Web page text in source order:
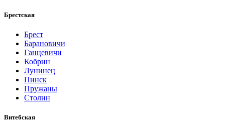
Брестская
Брест
Барановичи
Ганцевичи
Кобрин
Лунинец
Пинск
Пружаны
Столин
Витебская